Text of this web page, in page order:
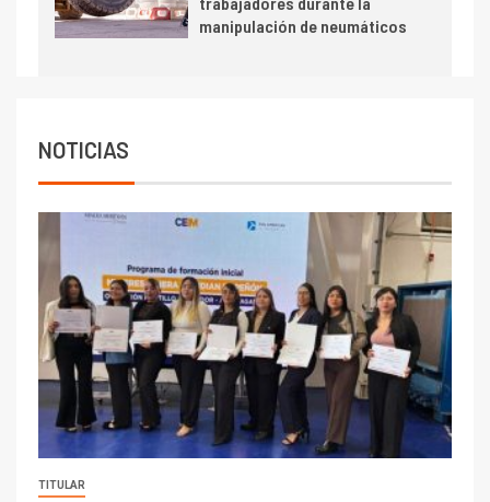
manipulación de neumáticos
NOTICIAS
TITULAR